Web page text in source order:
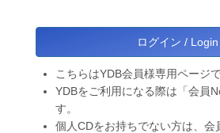
こちらはYDB会員様専用ページで
YDBをご利用になる際は「会員
す。
個人CDをお持ちでない方は、会